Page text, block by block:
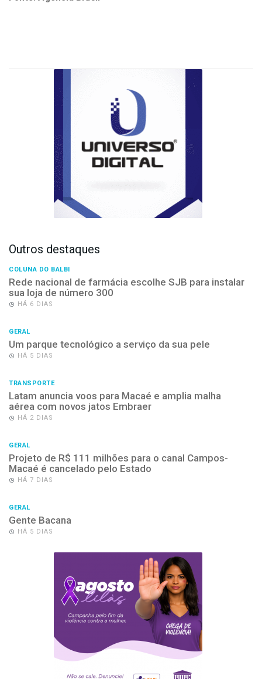
Outros destaques
COLUNA DO BALBI
Rede nacional de farmácia escolhe SJB para instalar
sua loja de número 300
HÁ 6 DIAS
GERAL
Um parque tecnológico a serviço da sua pele
HÁ 5 DIAS
TRANSPORTE
Latam anuncia voos para Macaé e amplia malha
aérea com novos jatos Embraer
HÁ 2 DIAS
GERAL
Projeto de R$ 111 milhões para o canal Campos-
Macaé é cancelado pelo Estado
HÁ 7 DIAS
GERAL
Gente Bacana
HÁ 5 DIAS